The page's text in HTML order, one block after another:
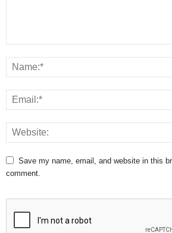
Save my name, email, and website in this
comment.